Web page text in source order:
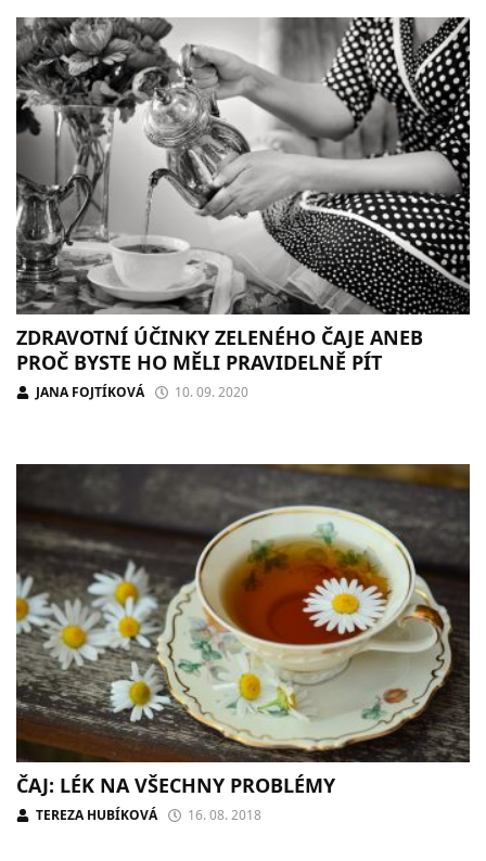
ZDRAVOTNÍ ÚČINKY ZELENÉHO ČAJE ANEB
PROČ BYSTE HO MĚLI PRAVIDELNĚ PÍT
JANA FOJTÍKOVÁ 10. 09. 2020
ČAJ: LÉK NA VŠECHNY PROBLÉMY
TEREZA HUBÍKOVÁ 16. 08. 2018